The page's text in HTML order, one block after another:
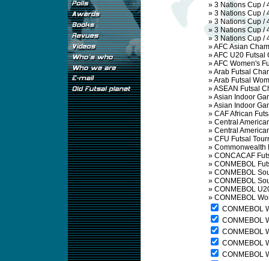
» 3 Nations Cup /
» 3 Nations Cup /
» 3 Nations Cup /
» 3 Nations Cup /
»3 Nations Cup /
»AFC Asian
»AFC U20 Futsal
»AFC Women's
»Arab Futsal
»Arab Futsal
»ASEAN Futsal
»Asian Indoor
»Asian Indoor
» CAF African
» Central
» Central
» CFU Futsal
» Commonwealth
» CONCACAF
» CONMEBOL
» CONMEBOL
» CONMEBOL
» CONMEBOL
» CONMEBOL
CONMEBOL
CONMEBOL
CONMEBOL
CONMEBOL
CONMEBOL